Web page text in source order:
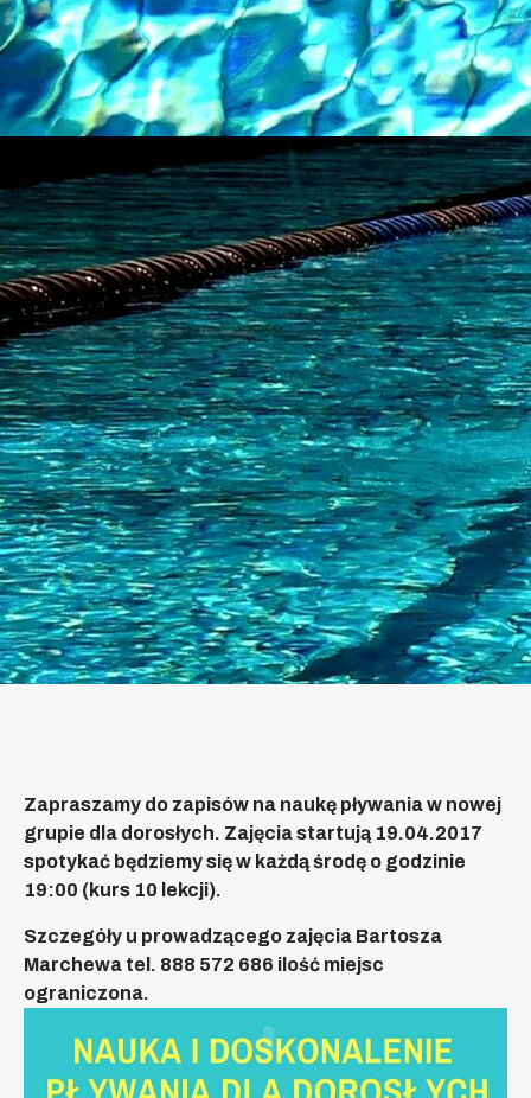
Zapraszamy do zapisów na naukę pływania w nowej
grupie dla dorosłych. Zajęcia startują 19.04.2017
spotykać będziemy się w każdą środę o godzinie
19:00 (kurs 10 lekcji).
Szczegóły u prowadzącego zajęcia Bartosza
Marchewa tel. 888 572 686 ilość miejsc
ograniczona.